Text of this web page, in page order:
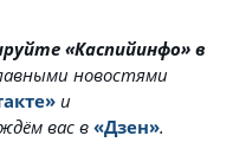
«Каспийинфо» в
новостями
и
вас в«Дзен».